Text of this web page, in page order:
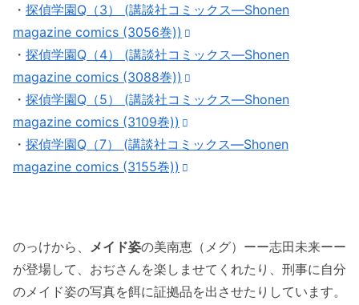
・ 探偵学園Q（3） (講談社コミックス―Shonen
magazine comics (3056巻))
・ 探偵学園Q（4） (講談社コミックス―Shonen
magazine comics (3088巻))
・ 探偵学園Q（5） (講談社コミックス―Shonen
magazine comics (3109巻))
・ 探偵学園Q（7） (講談社コミックス―Shonen
magazine comics (3155巻))
のっけから、 メイド姿の美南恵（メグ）ーー志田未来ーー
が登場して、おぢさんを楽しませてくれたり、刑事に自分
のメイド姿の写真を餌に証拠品を出させたりしています。